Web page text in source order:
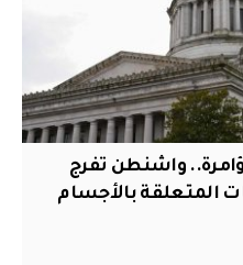
واشنطن تفرج
المتعلقة بالأجسام